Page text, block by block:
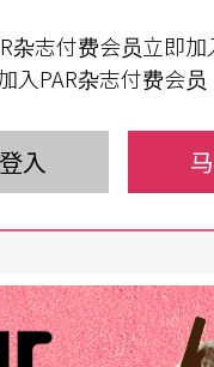
杂志付费会员立即加
入PAR杂志付费会员
入